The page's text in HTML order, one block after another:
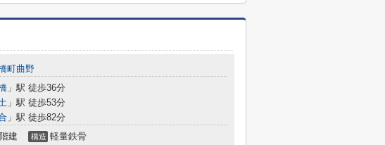
町曲野
」駅 徒歩36分
」駅 徒歩53分
」駅 徒歩82分
建 構造 軽量鉄骨